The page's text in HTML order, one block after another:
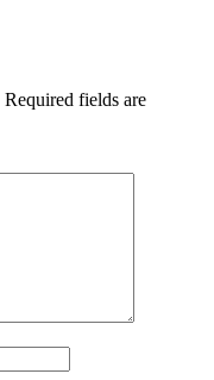
Required fields are